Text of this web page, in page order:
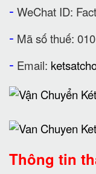
- WeChat ID:
- Mã số thuế:
- Email:
Thông tin